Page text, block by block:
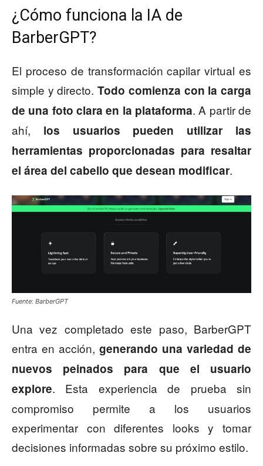
¿Cómo funciona la IA de
BarberGPT?
El proceso de transformación capilar virtual es
simple y directo.Todo comienza con la carga
de una foto clara en la plataforma. A partir de
ahí, los usuarios pueden utilizar las
herramientas proporcionadas para resaltar
el área del cabello que desean modificar.
Fuente: BarberGPT
Una vez completado este paso, BarberGPT
entra en acción, generando una variedad de
nuevos peinados para que el usuario
explore. Esta experiencia de prueba sin
compromiso permite a los usuarios
experimentar con diferentes looks y tomar
decisiones informadas sobre su próximo estilo.